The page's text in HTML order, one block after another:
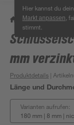
Hier kannst du
Markt anpassen ,
stimmt.
/ Werkstatt &
mm
Produktdetails |
Länge und
Varianten aufrufen:
180 mm | 8 mm |